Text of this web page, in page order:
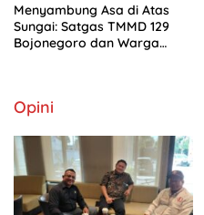
Menyambung Asa di Atas
Sungai: Satgas TMMD 129
Bojonegoro dan Warga
Opini